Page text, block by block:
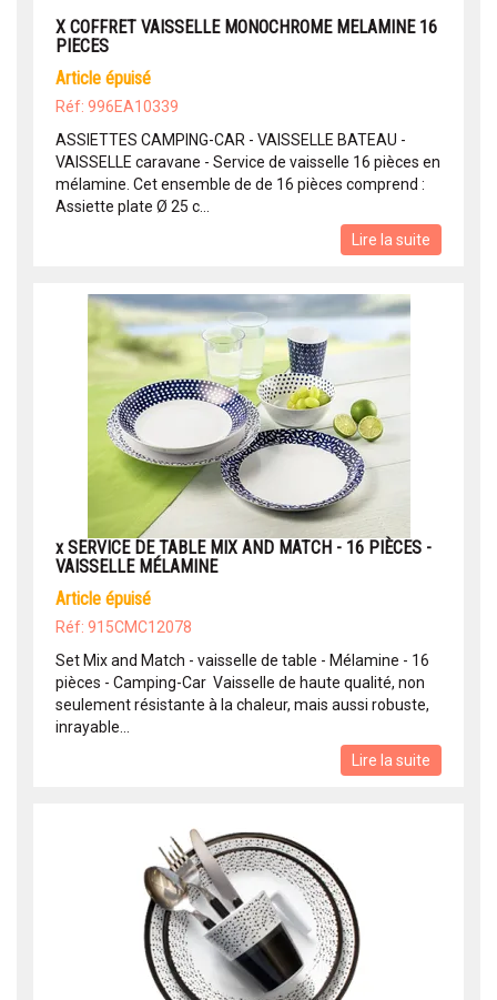
X COFFRET VAISSELLE MONOCHROME MELAMINE 16
PIECES
article épuisé
Réf: 996EA10339
ASSIETTES CAMPING-CAR - VAISSELLE BATEAU -
VAISSELLE caravane - Service de vaisselle 16 pièces en
mélamine. Cet ensemble de de 16 pièces comprend :
Assiette plate Ø 25 c...
Lire la suite
x SERVICE DE TABLE MIX AND MATCH - 16 PIÈCES -
VAISSELLE MÉLAMINE
article épuisé
Réf: 915CMC12078
Set Mix and Match - vaisselle de table - Mélamine - 16
pièces - Camping-Car Vaisselle de haute qualité, non
seulement résistante à la chaleur, mais aussi robuste,
inrayable...
Lire la suite